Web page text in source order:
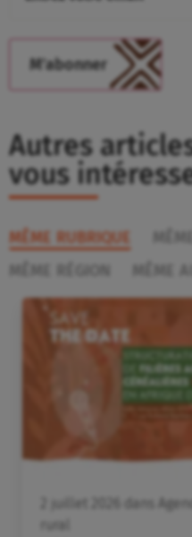
Autres
vous
MÊME RUBRIQUE
juillet dans
rural